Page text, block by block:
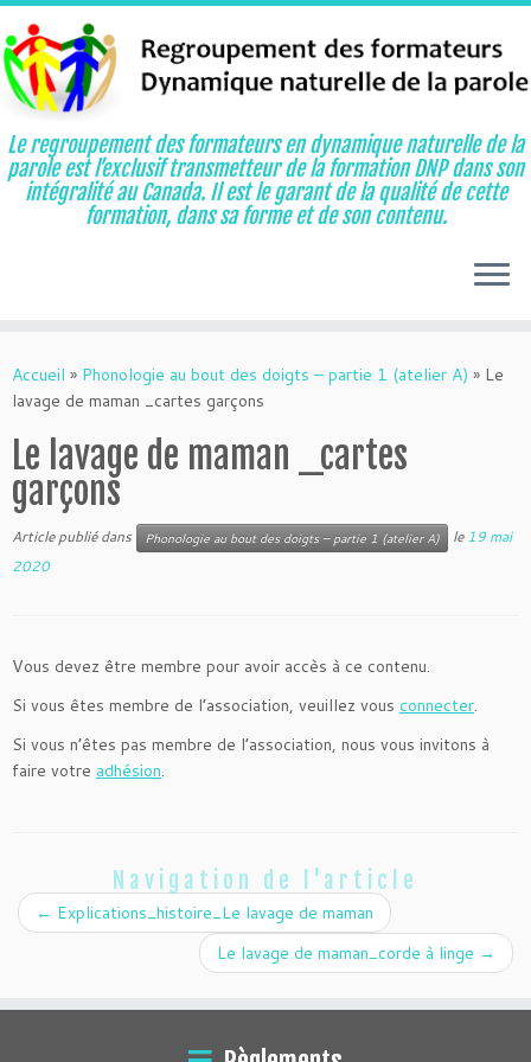
au
contenu
Le regroupement des formateurs en dynamique naturelle de la
parole est l’exclusif transmetteur de la formation DNP dans son
intégralité au Canada. Il est le garant de la qualité de cette
formation, dans sa forme et de son contenu.
Accueil » Phonologie au bout des doigts – partie 1 (atelier A) » Le
lavage de maman _cartes garçons
Le lavage de maman _cartes
garçons
Article publié dans Phonologie au bout des doigts – partie 1 (atelier A) le19 mai
2020
Vous devez être membre pour avoir accès à ce contenu.
Si vous êtes membre de l’association, veuillez vous connecter.
Si vous n’êtes pas membre de l’association, nous vous invitons à
faire votre adhésion.
Navigation de l'article
← Explications_histoire_Le lavage de maman
Le lavage de maman_corde à linge →